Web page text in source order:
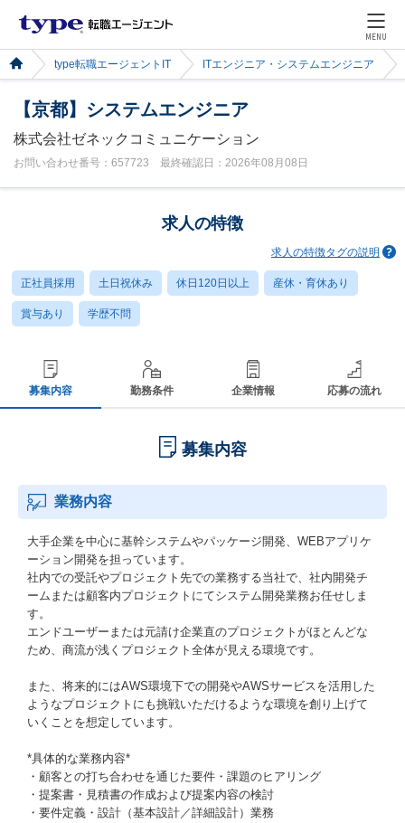
MENU
type転職エージェントIT ITエンジニア・システムエンジニア
【京都】システムエンジニア
株式会社ゼネックコミュニケーション
お問い合わせ番号：657723 最終確認日：2026年08月08日
求人の特徴
求人の特徴タグの説明
正社員採用 土日祝休み 休日120日以上 産休・育休あり
賞与あり 学歴不問
募集内容 勤務条件 企業情報 応募の流れ
募集内容
業務内容
大手企業を中心に基幹システムやパッケージ開発、WEBアプリケ
ーション開発を担っています。
社内での受託やプロジェクト先での業務する当社で、社内開発チ
ームまたは顧客内プロジェクトにてシステム開発業務お任せしま
す。
エンドユーザーまたは元請け企業直のプロジェクトがほとんどな
ため、商流が浅くプロジェクト全体が見える環境です。
また、将来的にはAWS環境下での開発やAWSサービスを活用した
ようなプロジェクトにも挑戦いただけるような環境を創り上げて
いくことを想定しています。
*具体的な業務内容*
・顧客との打ち合わせを通じた要件・課題のヒアリング
・提案書・見積書の作成および提案内容の検討
・要件定義・設計（基本設計／詳細設計）業務